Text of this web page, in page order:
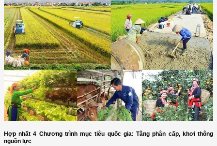
Hợp nhất 4 Chương trình mục tiêu quốc gia: Tăng phân cấp, khơi thông
nguồn lực